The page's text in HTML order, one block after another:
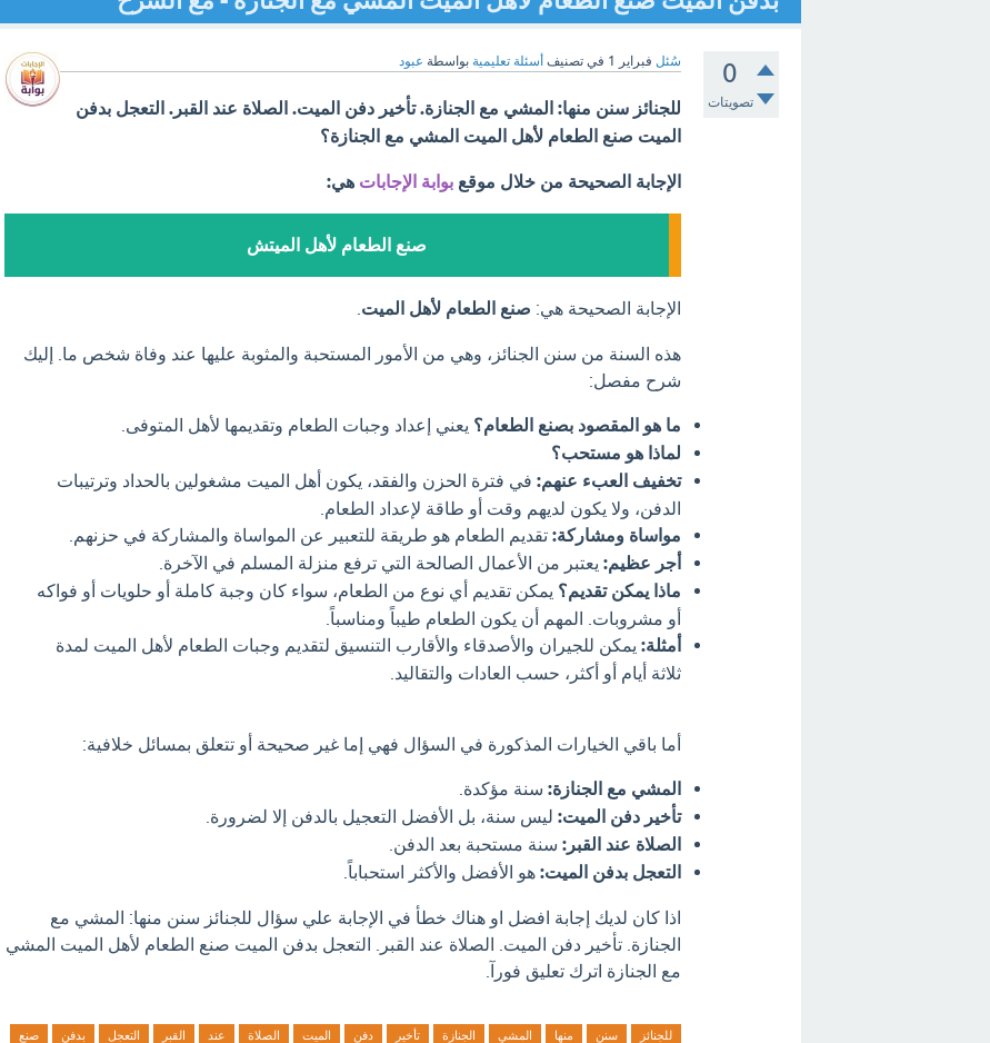
0
تصويتات
سُئل فبراير 1 في تصنيف أسئلة تعليمية بواسطة عبود
للجنائز سنن منها: المشي مع الجنازة. تأخير دفن الميت. الصلاة عند القبر. التعجل بدفن
الميت صنع الطعام لأهل الميت المشي مع الجنازة؟
الإجابة الصحيحة من خلال موقع بوابة الإجابات هي:
صنع الطعام لأهل الميتش
الإجابة الصحيحة هي: صنع الطعام لأهل الميت
هذه السنة من سنن الجنائز، وهي من الأمور المستحبة والمثوبة عليها عند وفاة شخص ما. إليك
شرح مفصل:
ما هو المقصود بصنع الطعام؟ يعني إعداد وجبات الطعام وتقديمها لأهل المتوفى.
لماذا هو مستحب؟
تخفيف العبء عنهم: في فترة الحزن والفقد، يكون أهل الميت مشغولين بالحداد وترتيبات
الدفن، ولا يكون لديهم وقت أو طاقة لإعداد الطعام.
مواساة ومشاركة: تقديم الطعام هو طريقة للتعبير عن المواساة والمشاركة في حزنهم.
أجر عظيم: يعتبر من الأعمال الصالحة التي ترفع منزلة المسلم في الآخرة.
ماذا يمكن تقديم؟ يمكن تقديم أي نوع من الطعام، سواء كان وجبة كاملة أو حلويات أو فواكه
أو مشروبات. المهم أن يكون الطعام طيباً ومناسباً.
أمثلة: يمكن للجيران والأصدقاء والأقارب التنسيق لتقديم وجبات الطعام لأهل الميت لمدة
ثلاثة أيام أو أكثر، حسب العادات والتقاليد.
أما باقي الخيارات المذكورة في السؤال فهي إما غير صحيحة أو تتعلق بمسائل خلافية:
المشي مع الجنازة: سنة مؤكدة.
تأخير دفن الميت: ليس سنة، بل الأفضل التعجيل بالدفن إلا لضرورة.
الصلاة عند القبر: سنة مستحبة بعد الدفن.
التعجل بدفن الميت: هو الأفضل والأكثر استحباباً.
اذا كان لديك إجابة افضل او هناك خطأ في الإجابة علي سؤال للجنائز سنن منها: المشي مع
الجنازة. تأخير دفن الميت. الصلاة عند القبر. التعجل بدفن الميت صنع الطعام لأهل الميت المشي
مع الجنازة اترك تعليق فورآ.
للجنائز سنن منها المشي الجنازة تأخير دفن الميت الصلاة عند القبر التعجل بدفن
صنع